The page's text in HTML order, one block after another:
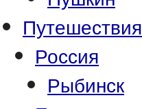
Путешествия
Россия
Рыбинск